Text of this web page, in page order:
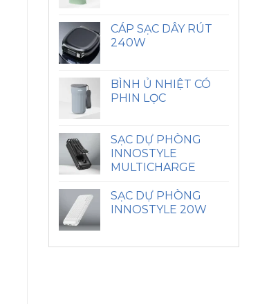
CÁP SẠC DÂY RÚT
240W
BÌNH Ủ NHIỆT CÓ
PHIN LỌC
SẠC DỰ PHÒNG
INNOSTYLE
MULTICHARGE
SẠC DỰ PHÒNG
INNOSTYLE 20W